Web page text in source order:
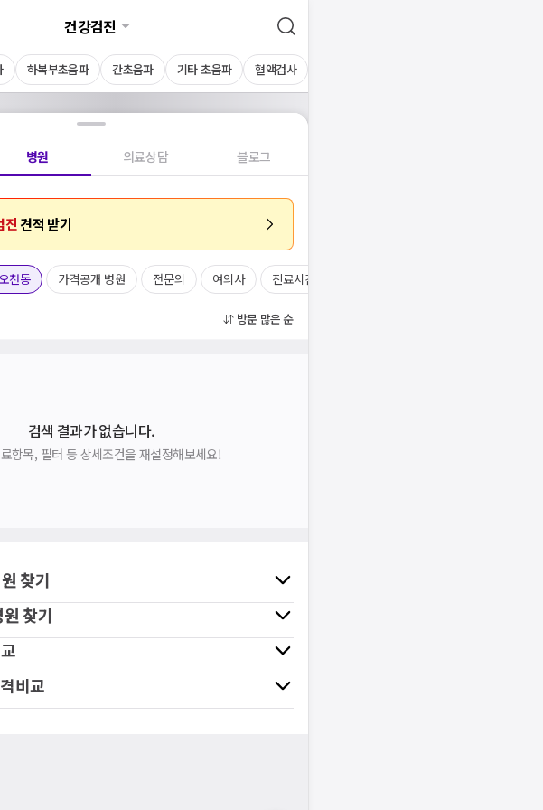
건강검진
하복부초음파 간초음파 기타 초음파 혈액검사
병원 의료상담 블로그
진 견적 받기
천동 가격공개 병원 전문의 여의사 진료시간
방문 많은 순
검색 결과가 없습니다.
항목, 필터 등 상세조건을 재설정해보세요!
찾기
찾기
비교